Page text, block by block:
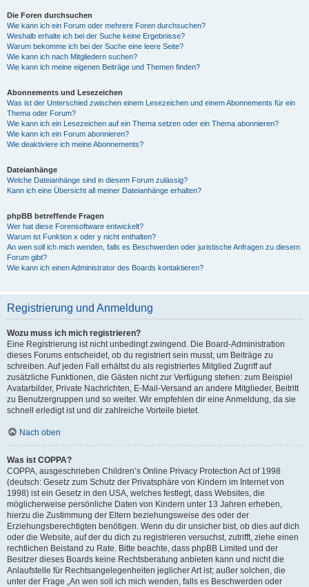
Die Foren durchsuchen
Wie kann ich ein Forum oder mehrere Foren durchsuchen?
Weshalb erhalte ich bei der Suche keine Ergebnisse?
Warum bekomme ich bei der Suche eine leere Seite?
Wie kann ich nach Mitgliedern suchen?
Wie kann ich meine eigenen Beiträge und Themen finden?
Abonnements und Lesezeichen
Was ist der Unterschied zwischen einem Lesezeichen und einem Abonnements für ein
Thema oder Forum?
Wie kann ich ein Lesezeichen auf ein Thema setzen oder ein Thema abonnieren?
Wie kann ich ein Forum abonnieren?
Wie deaktiviere ich meine Abonnements?
Dateianhänge
Welche Dateianhänge sind in diesem Forum zulässig?
Kann ich eine Übersicht all meiner Dateianhänge erhalten?
phpBB betreffende Fragen
Wer hat diese Forensoftware entwickelt?
Warum ist Funktion x oder y nicht enthalten?
An wen soll ich mich wenden, falls es Beschwerden oder juristische Anfragen zu diesem
Forum gibt?
Wie kann ich einen Administrator des Boards kontaktieren?
Registrierung und Anmeldung
Wozu muss ich mich registrieren?
Eine Registrierung ist nicht unbedingt zwingend. Die Board-Administration
dieses Forums entscheidet, ob du registriert sein musst, um Beiträge zu
schreiben. Auf jeden Fall erhältst du als registriertes Mitglied Zugriff auf
zusätzliche Funktionen, die Gästen nicht zur Verfügung stehen: zum Beispiel
Avatarbilder, Private Nachrichten, E-Mail-Versand an andere Mitglieder, Beitritt
zu Benutzergruppen und so weiter. Wir empfehlen dir eine Anmeldung, da sie
schnell erledigt ist und dir zahlreiche Vorteile bietet.
Nach oben
Was ist COPPA?
COPPA, ausgeschrieben Children’s Online Privacy Protection Act of 1998
(deutsch: Gesetz zum Schutz der Privatsphäre von Kindern im Internet von
1998) ist ein Gesetz in den USA, welches festlegt, dass Websites, die
möglicherweise persönliche Daten von Kindern unter 13 Jahren erheben,
hierzu die Zustimmung der Eltern beziehungsweise des oder der
Erziehungsberechtigten benötigen. Wenn du dir unsicher bist, ob dies auf dich
oder die Website, auf der du dich zu registrieren versuchst, zutrifft, ziehe einen
rechtlichen Beistand zu Rate. Bitte beachte, dass phpBB Limited und der
Besitzer dieses Boards keine Rechtsberatung anbieten kann und nicht die
Anlaufstelle für Rechtsangelegenheiten jeglicher Art ist; außer solchen, die
unter der Frage „An wen soll ich mich wenden, falls es Beschwerden oder